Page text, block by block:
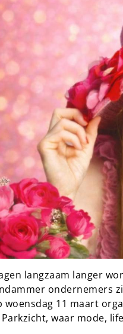
langzaam langer
ondernemers
woensdag 11 maart
waar mode,